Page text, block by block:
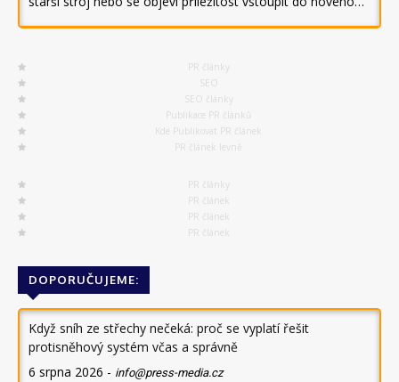
PR články
SEO
SEO články
Publikace PR článků
Kde Publikovat PR článek
PR článek levně
PR články
PR článek
PR článek
PR článek
DOPORUČUJEME:
Když sníh ze střechy nečeká: proč se vyplatí řešit
protisněhový systém včas a správně
6 srpna 2026 - info@press-media.cz